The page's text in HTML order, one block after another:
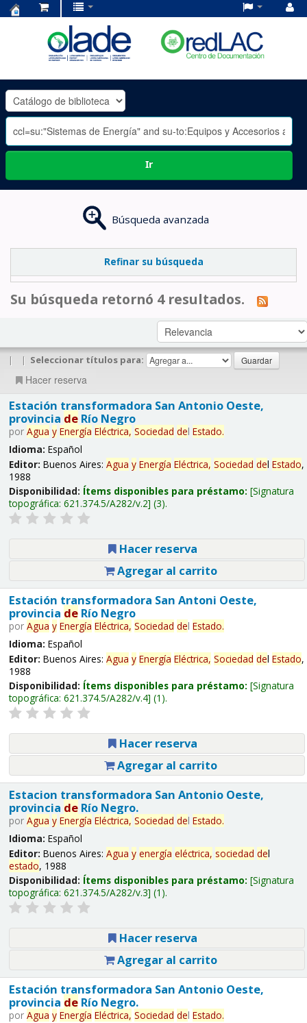
OLADE
-
Ir
Búsqueda avanzada
Refinar su búsqueda
Su búsqueda retornó 4 resultados.
| | Seleccionar títulos para:
Hacer reserva
Estación transformadora San Antonio Oeste,
provincia deRío Negro
por Agua y Energía Eléctrica, Sociedad del Estado.
Idioma: Español
Editor: Buenos Aires: Agua y Energía Eléctrica, Sociedad del Estado,
1988
Disponibilidad: Ítems disponibles para préstamo: Signatura
topográfica: 621.374.5/A282/v.2 (3).
Hacer reserva
Agregar al carrito
Estación transformadora San Antoni Oeste,
provincia deRío Negro
por Agua y Energía Eléctrica, Sociedad del Estado.
Idioma: Español
Editor: Buenos Aires: Agua y Energía Eléctrica, Sociedad del Estado,
1988
Disponibilidad: Ítems disponibles para préstamo: Signatura
topográfica: 621.374.5/A282/v.4 (1).
Hacer reserva
Agregar al carrito
Estacion transformadora San Antonio Oeste,
provincia deRío Negro.
por Agua y Energía Eléctrica, Sociedad del Estado.
Idioma: Español
Editor: Buenos Aires: Agua y energía eléctrica, sociedad del
estado, 1988
Disponibilidad: Ítems disponibles para préstamo: Signatura
topográfica: 621.374.5/A282/v.3 (1).
Hacer reserva
Agregar al carrito
Estación transformadora San Antonio Oeste,
provincia deRío Negro.
por Agua y Energía Eléctrica, Sociedad del Estado.